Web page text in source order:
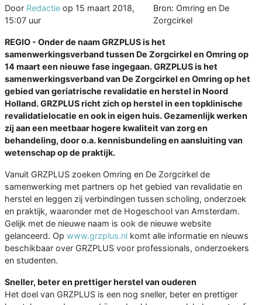
Door Redactie op 15 maart 2018,
15:07 uur
Bron: Omring en De
Zorgcirkel
REGIO - Onder de naam GRZPLUS is het
samenwerkingsverband tussen De Zorgcirkel en Omring op
14 maart een nieuwe fase ingegaan. GRZPLUS is het
samenwerkingsverband van De Zorgcirkel en Omring op het
gebied van geriatrische revalidatie en herstel in Noord
Holland. GRZPLUS richt zich op herstel in een topklinische
revalidatielocatie en ook in eigen huis. Gezamenlijk werken
zij aan een meetbaar hogere kwaliteit van zorg en
behandeling, door o.a. kennisbundeling en aansluiting van
wetenschap op de praktijk.
Vanuit GRZPLUS zoeken Omring en De Zorgcirkel de
samenwerking met partners op het gebied van revalidatie en
herstel en leggen zij verbindingen tussen scholing, onderzoek
en praktijk, waaronder met de Hogeschool van Amsterdam.
Gelijk met de nieuwe naam is ook de nieuwe website
gelanceerd. Op www.grzplus.nl komt alle informatie en nieuws
beschikbaar over GRZPLUS voor professionals, onderzoekers
en studenten.
Sneller, beter en prettiger herstel van ouderen
Het doel van GRZPLUS is een nog sneller, beter en prettiger